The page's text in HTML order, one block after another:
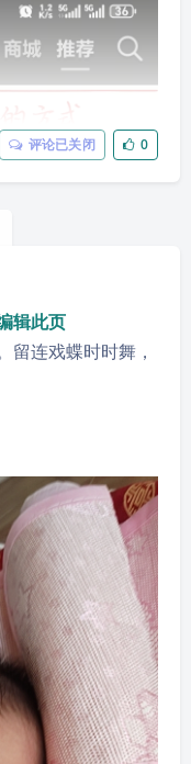
评论已关闭 0
辑此页
留连戏蝶时时舞，